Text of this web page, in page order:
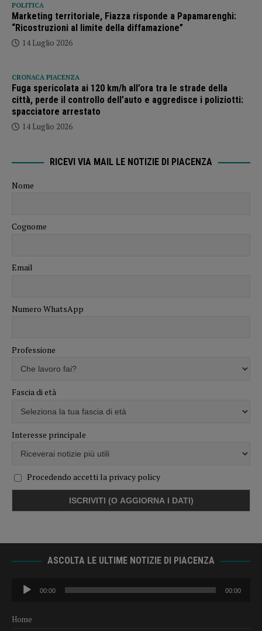
POLITICA
Marketing territoriale, Fiazza risponde a Papamarenghi:
“Ricostruzioni al limite della diffamazione”
14 Luglio 2026
CRONACA PIACENZA
Fuga spericolata ai 120 km/h all’ora tra le strade della
città, perde il controllo dell’auto e aggredisce i poliziotti:
spacciatore arrestato
14 Luglio 2026
RICEVI VIA MAIL LE NOTIZIE DI PIACENZA
Nome
Cognome
Email
Numero WhatsApp
Professione
Fascia di età
Interesse principale
Procedendo accetti la privacy policy
ASCOLTA LE ULTIME NOTIZIE DI PIACENZA
Audio
Player
00:00 00:00
Home